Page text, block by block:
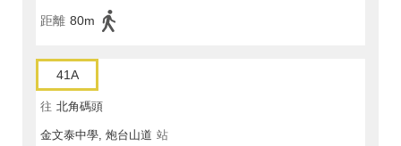
距離 80m
41A
往 北角碼頭
金文泰中學, 炮台山道 站